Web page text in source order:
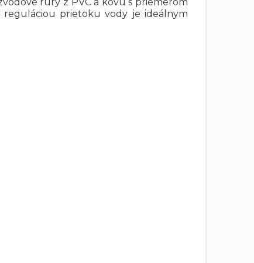
prietoku vody je ideálnym